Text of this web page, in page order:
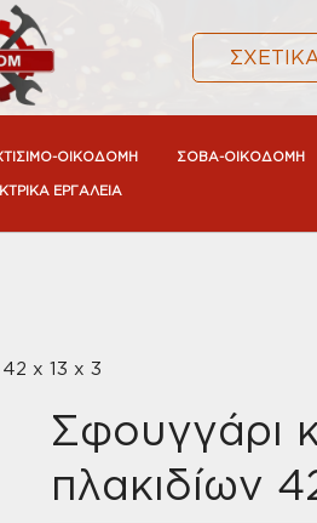
ΟΙΚΟΔΟΜΗ ΣΟΒΑ-ΟΙΚΟΔΟΜΗ
ΕΡΓΑΛΕΙΑ
42 x 13 x 3
Σφουγγάρι
πλακιδίων